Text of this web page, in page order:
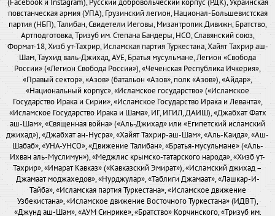
(Facebook и Instagram), Русский добровольческий корпус (РДК), Украинская
повстанческая армия (УПА), Грузинский легион, Национал-Большевистская
партия (НБП), Талибан, Свидетели Иеговы, Мизантропик Дивижн, Братство,
Артподготовка, Тризуб им. Степана Бандеры, НСО, Славянский союз,
Формат-18, Хизб ут-Тахрир, Исламская партия Туркестана, Хайят Тахрир аш-
Шам, Таухид валь-Джихад, АУЕ, Братья мусульмане, Легион «Свобода
России» («Легион Свобода России»), «Чеченская Республика Ичкерия»,
«Правый сектор», «Азов» (батальон «Азов», полк «Азов»), «Айдар»,
«Национальный корпус», «Исламское государство» («Исламское
Государство Ирака и Сирии», «Исламское Государство Ирака и Леванта»,
«Исламское Государство Ирака и Шама», ИГ, ИГИЛ, ДАИШ), «Джабхат Фатх
аш-Шам», «Священная война» («Аль-Джихад» или «Египетский исламский
джихад»), «Джабхат ан-Нусра», «Хайят Тахрир-аш-Шам», «Аль-Каида», «Аш-
Шабаб», «УНА-УНСО», «Движение Талибан», «Братья-мусульмане» («Аль-
Ихван аль-Муслимун»), «Меджлис крымско-татарского народа», «Хизб ут-
Тахрир», «Имарат Кавказ» («Кавказский Эмират»), «Исламский джихад –
Джамаат моджахедов», «Нурджулар», «Таблиги Джамаат», «Лашкар-И-
Тайба», «Исламская партия Туркестана», «Исламское движение
Узбекистана», «Исламское движение Восточного Туркестана» (ИДВТ),
«Джунд аш-Шам», «АУМ Синрике», «Братство» Корчинского, «Тризуб им.